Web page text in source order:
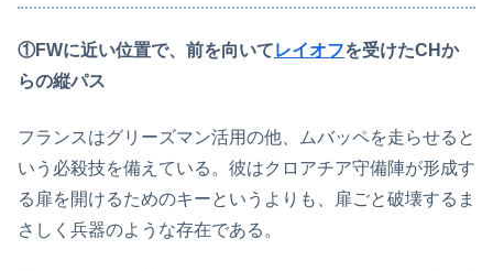
①FWに近い位置で、前を向いてレイオフを受けたCHか
らの縦パス
フランスはグリーズマン活用の他、ムバッペを走らせると
いう必殺技を備えている。彼はクロアチア守備陣が形成す
る扉を開けるためのキーというよりも、扉ごと破壊するま
さしく兵器のような存在である。